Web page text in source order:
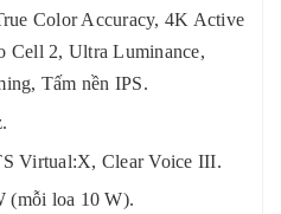
Color Accuracy, 4K Active
Cell 2, Ultra Luminance,
Tấm nền IPS.
Virtual:X, Clear Voice III.
(mỗi loa 10 W).